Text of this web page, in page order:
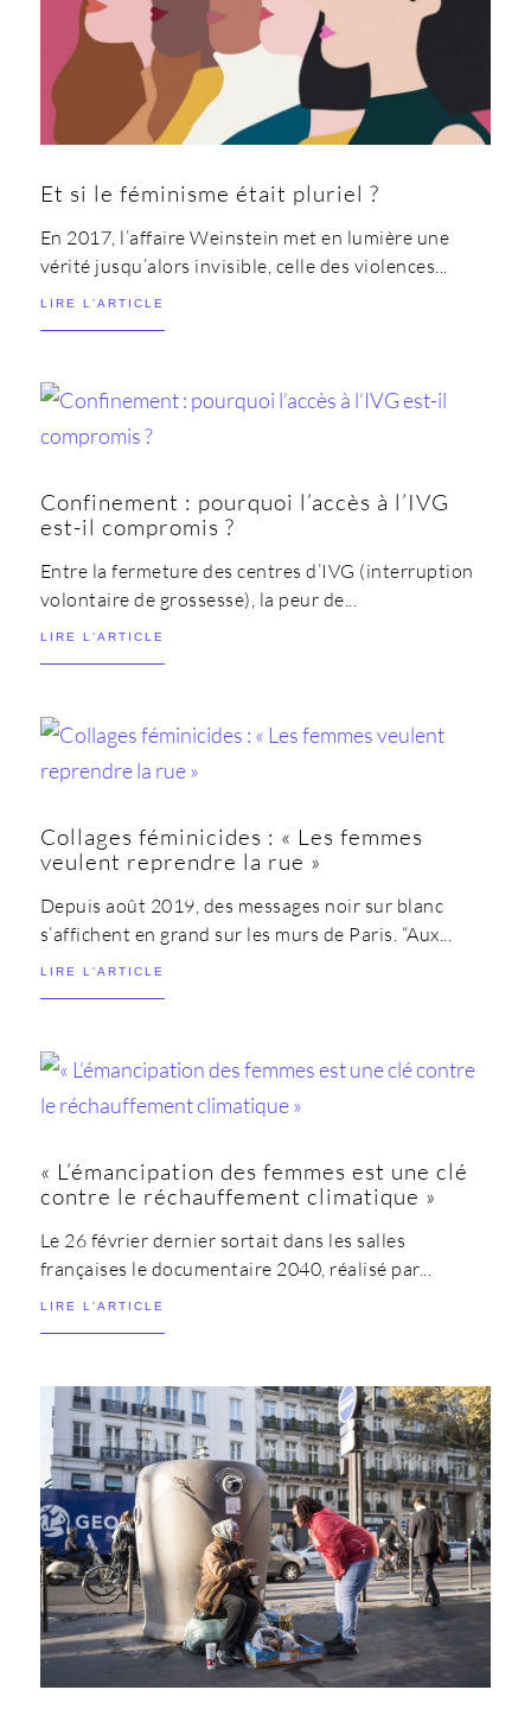
Et si le féminisme était pluriel ?
En 2017, l’affaire Weinstein met en lumière une
vérité jusqu’alors invisible, celle des violences...
LIRE L'ARTICLE
Confinement : pourquoi l’accès à l’IVG
est-il compromis ?
Entre la fermeture des centres d’IVG (interruption
volontaire de grossesse), la peur de...
LIRE L'ARTICLE
Collages féminicides : « Les femmes
veulent reprendre la rue »
Depuis août 2019, des messages noir sur blanc
s’affichent en grand sur les murs de Paris. “Aux...
LIRE L'ARTICLE
« L’émancipation des femmes est une clé
contre le réchauffement climatique »
Le 26 février dernier sortait dans les salles
françaises le documentaire 2040, réalisé par...
LIRE L'ARTICLE